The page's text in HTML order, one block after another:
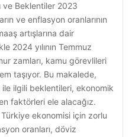
ve Beklentiler 2023
ve enflasyon oranlarının
artışlarına dair
2024 yılının Temmuz
zamları, kamu görevlileri
taşıyor. Bu makalede,
ilgili beklentileri, ekonomik
faktörleri ele alacağız.
Türkiye ekonomisi için zorlu
oranları, döviz